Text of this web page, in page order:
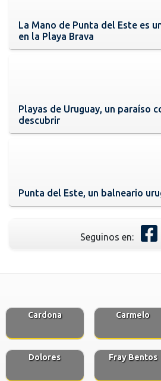
La Mano de Punta del Este es
en la Playa Brava
Playas de Uruguay, un paraíso
descubrir
Punta del Este, un balneario
Seguinos en:
Cardona Carmelo
Dolores Fray Bentos